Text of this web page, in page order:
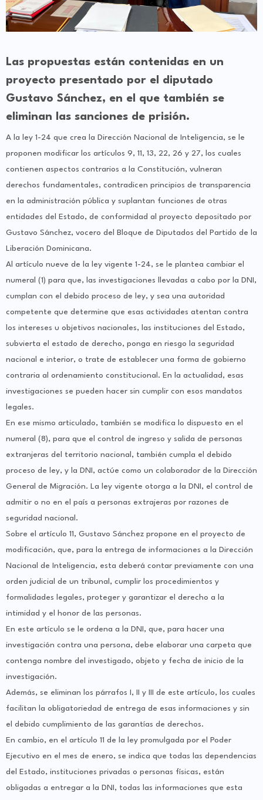
Las propuestas están contenidas en un
proyecto presentado por el diputado
Gustavo Sánchez, en el que también se
eliminan las sanciones de prisión.
A la ley 1-24 que crea la Dirección Nacional de Inteligencia, se le
proponen modificar los artículos 9, 11, 13, 22, 26 y 27, los cuales
contienen aspectos contrarios a la Constitución, vulneran
derechos fundamentales, contradicen principios de transparencia
en la administración pública y suplantan funciones de otras
entidades del Estado, de conformidad al proyecto depositado por
Gustavo Sánchez, vocero del Bloque de Diputados del Partido de la
Liberación Dominicana.
Al artículo nueve de la ley vigente 1-24, se le plantea cambiar el
numeral (1) para que, las investigaciones llevadas a cabo por la DNI,
cumplan con el debido proceso de ley, y sea una autoridad
competente que determine que esas actividades atentan contra
los intereses u objetivos nacionales, las instituciones del Estado,
subvierta el estado de derecho, ponga en riesgo la seguridad
nacional e interior, o trate de establecer una forma de gobierno
contraria al ordenamiento constitucional. En la actualidad, esas
investigaciones se pueden hacer sin cumplir con esos mandatos
legales.
En ese mismo articulado, también se modifica lo dispuesto en el
numeral (8), para que el control de ingreso y salida de personas
extranjeras del territorio nacional, también cumpla el debido
proceso de ley, y la DNI, actúe como un colaborador de la Dirección
General de Migración. La ley vigente otorga a la DNI, el control de
admitir o no en el país a personas extrajeras por razones de
seguridad nacional.
Sobre el artículo 11, Gustavo Sánchez propone en el proyecto de
modificación, que, para la entrega de informaciones a la Dirección
Nacional de Inteligencia, esta deberá contar previamente con una
orden judicial de un tribunal, cumplir los procedimientos y
formalidades legales, proteger y garantizar el derecho a la
intimidad y el honor de las personas.
En este artículo se le ordena a la DNI, que, para hacer una
investigación contra una persona, debe elaborar una carpeta que
contenga nombre del investigado, objeto y fecha de inicio de la
investigación.
Además, se eliminan los párrafos I, II y III de este artículo, los cuales
facilitan la obligatoriedad de entrega de esas informaciones y sin
el debido cumplimiento de las garantías de derechos.
En cambio, en el artículo 11 de la ley promulgada por el Poder
Ejecutivo en el mes de enero, se indica que todas las dependencias
del Estado, instituciones privadas o personas físicas, están
obligadas a entregar a la DNI, todas las informaciones que esta